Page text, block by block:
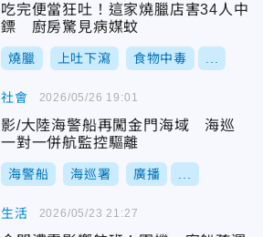
吃完便當狂吐！這家燒臘店害34人中
鏢 廚房驚見病媒蚊
燒臘 上吐下瀉 食物中毒
社會
影/大陸海警船再闖金門海域 海巡
一對一併航監控驅離
海警船 海巡署 廣播
2026/05/26 19:01
生活 2026/05/23 21:27